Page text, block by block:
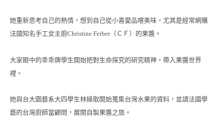
她重新思考自己的熱情，想到自己從小喜愛品嚐美味，尤其是經常網購
法國知名手工女主廚Christine Ferber（ＣＦ）的果醬。
大家眼中的乖乖牌學生開始把對生命探究的研究精神，帶入果醬世界
裡。
她與台大園藝系大四學生林繰取開始蒐集台灣水果的資料，並請法國學
藝的台灣廚師當顧問，展開自製果醬之旅。